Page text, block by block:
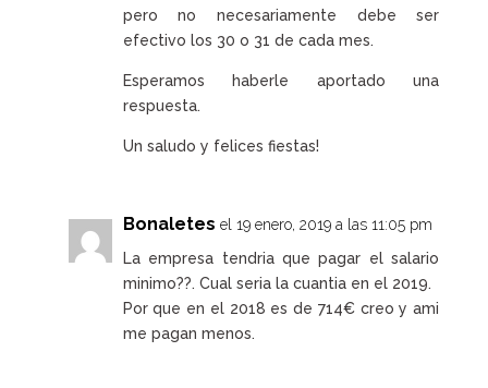
pero no necesariamente debe ser
efectivo los 30 o 31 de cada mes.
Esperamos haberle aportado una
respuesta.
Un saludo y felices fiestas!
Bonaletes el 19 enero, 2019 a las 11:05 pm
La empresa tendria que pagar el salario
minimo??. Cual seria la cuantia en el 2019.
Por que en el 2018 es de 714€ creo y ami
me pagan menos.